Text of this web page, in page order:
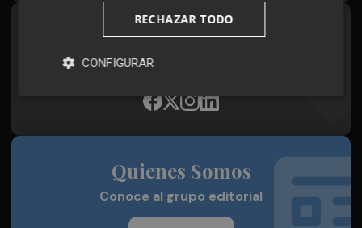
Síguenos en redes
Plaza Podcast, desde cualquier medio
Quienes Somos
Conoce al grupo editorial
RECHAZAR TODO
CONFIGURAR